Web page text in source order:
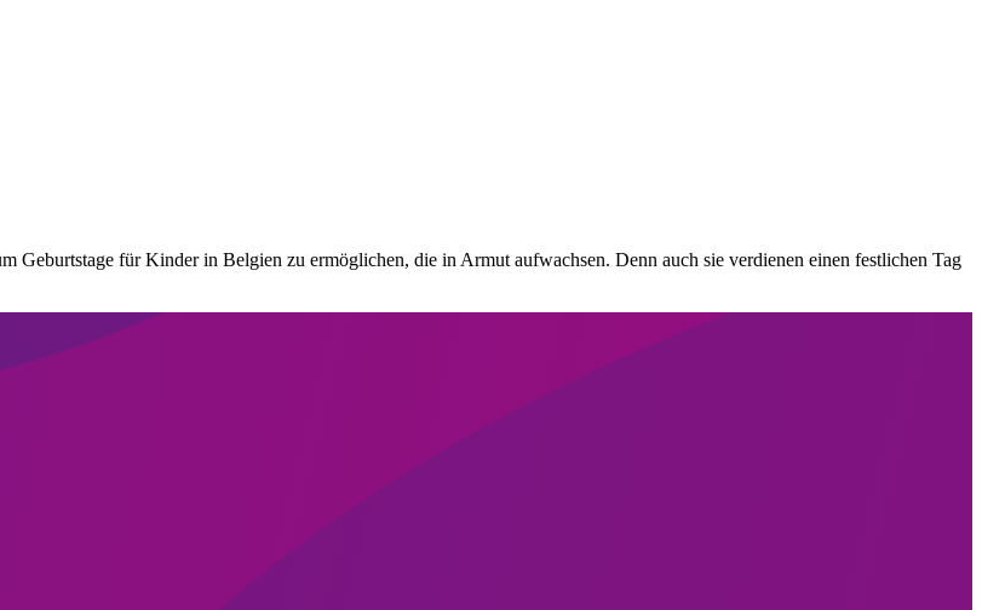
Geburtstage für Kinder in Belgien zu ermöglichen, die in Armut aufwachsen. Denn auch sie verdienen einen festlichen Tag